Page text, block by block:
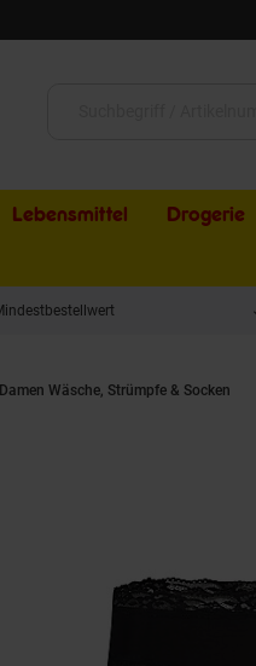
Lebensmittel Drogerie
Damen Wäsche, Strümpfe & Socken